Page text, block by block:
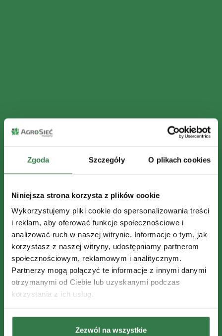
Zgoda Szczegóły O plikach cookies
Niniejsza strona korzysta z plików cookie
Wykorzystujemy pliki cookie do spersonalizowania treści
i reklam, aby oferować funkcje społecznościowe i
analizować ruch w naszej witrynie. Informacje o tym, jak
korzystasz z naszej witryny, udostępniamy partnerom
społecznościowym, reklamowym i analitycznym.
Partnerzy mogą połączyć te informacje z innymi danymi
otrzymanymi od Ciebie lub uzyskanymi podczas
korzystania z ich usług.
Zezwól na wszystkie